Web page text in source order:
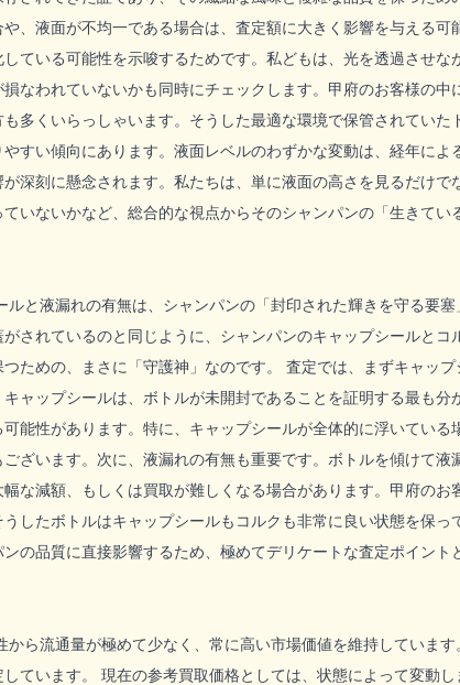
、液面が不均一である場合は、査定額に大きく影響を与える可
ている可能性を示唆するためです。私どもは、光を透過させな
なわれていないかも同時にチェックします。甲府のお客様の中
多くいらっしゃいます。そうした最適な環境で保管されていた
すい傾向にあります。液面レベルのわずかな変動は、経年によ
深刻に懸念されます。私たちは、単に液面の高さを見るだけで
いないかなど、総合的な視点からそのシャンパンの「生きてい
と液漏れの有無は、シャンパンの「封印された輝きを守る要
されているのと同じように、シャンパンのキャップシールとコ
ための、まさに「守護神」なのです。 査定では、まずキャッ
ャップシールは、ボトルが未開封であることを証明する最も分
能性があります。特に、キャップシールが全体的に浮いている
ざいます。次に、液漏れの有無も重要です。ボトルを傾けて液
な減額、もしくは買取が難しくなる場合があります。甲府のお
したボトルはキャップシールもコルクも非常に良い状態を保っ
の品質に直接影響するため、極めてデリケートな査定ポイント
ら流通量が極めて少なく、常に高い市場価値を維持していま
ています。 現在の参考買取価格としては、状態によって変動